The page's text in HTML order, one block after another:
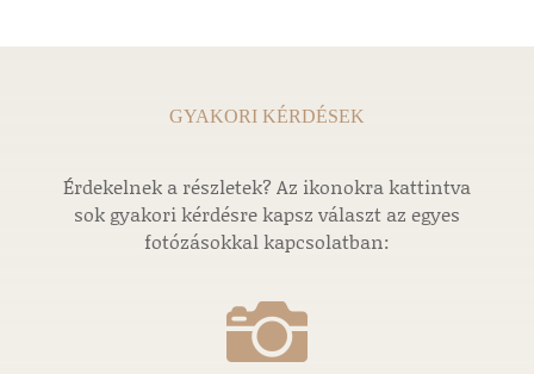
GYAKORI KÉRDÉSEK
Érdekelnek a részletek? Az ikonokra kattintva
sok gyakori kérdésre kapsz választ az egyes
fotózásokkal kapcsolatban:
